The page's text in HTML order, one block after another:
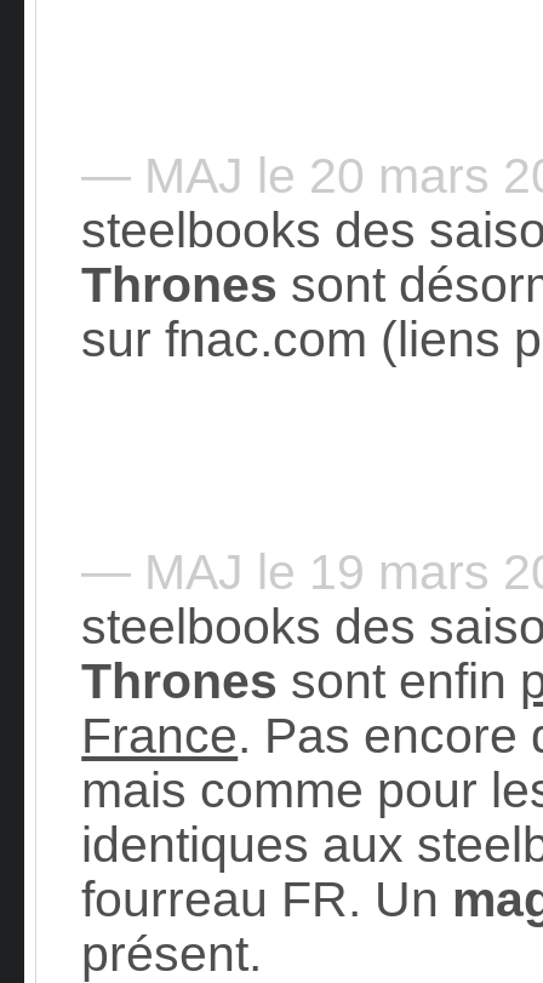
— MAJ le 20 mars
steelbooks des
Thrones sont
sur fnac.com (liens
— MAJ le 19 mars
steelbooks des
Thrones sont enfin
France. Pas encore
mais comme pour
identiques aux
fourreau FR. Un
présent.